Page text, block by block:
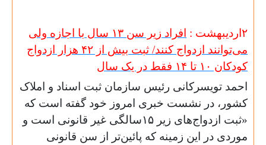
۲اردیبهشت :
افراد زیر سن ۱۳ سال با اجازه ولی
می‌توانند ازدواج کنند/ ثبت بیش از ۴۲ هزار ازدواج
کودکان ۱۰ تا ۱۴ فقط در یک سال
احمد تویسرکانی رئیس سازمان ثبت اسناد و املاک
کشور، در نشست خبری امروز خود گفته است که
«ثبت ازدواج‌های زیر ۱۵سالگی غیر قانونی است و
موردی در این زمینه که پائین‌تر از سن قانونی